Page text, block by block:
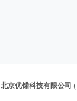
北京优锘科技有限公司 (